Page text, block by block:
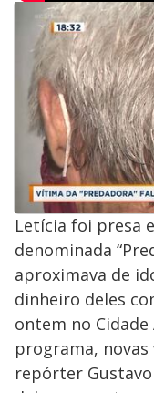
Letícia foi presa
denominada
aproximava de
dinheiro deles
ontem no
programa,
repórter